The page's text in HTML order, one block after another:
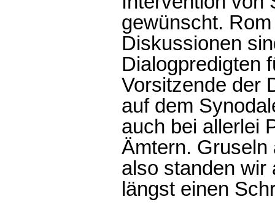
gewünscht.
Diskussionen
Dialogpredigten
Vorsitzende der
auf dem
auch bei allerlei
Ämtern.
also standen wir
längst einen